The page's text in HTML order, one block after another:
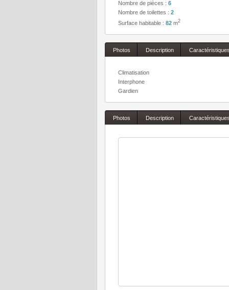
Nombre de pièces : 6
Nombre de toilettes : 2
Surface habitable : 82 m2
Photos Description
Climatisation
Interphone
Gardien
Photos Description